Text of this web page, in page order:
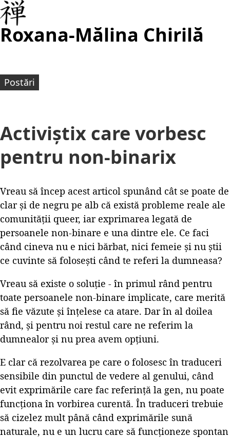
Roxana-Mălina Chirilă
Postări
Activiștix care vorbesc
pentru non-binarix
Vreau să încep acest articol spunând cât se poate de
clar și de negru pe alb că există probleme reale ale
comunității queer, iar exprimarea legată de
persoanele non-binare e una dintre ele. Ce faci
când cineva nu e nici bărbat, nici femeie și nu știi
ce cuvinte să folosești când te referi la dumneasa?
Vreau să existe o soluție - în primul rând pentru
toate persoanele non-binare implicate, care merită
să fie văzute și înțelese ca atare. Dar în al doilea
rând, și pentru noi restul care ne referim la
dumnealor și nu prea avem opțiuni.
E clar că rezolvarea pe care o folosesc în traduceri
sensibile din punctul de vedere al genului, când
evit exprimările care fac referință la gen, nu poate
funcționa în vorbirea curentă. În traduceri trebuie
să cizelez mult până când exprimările sună
naturale, nu e un lucru care să funcționeze spontan